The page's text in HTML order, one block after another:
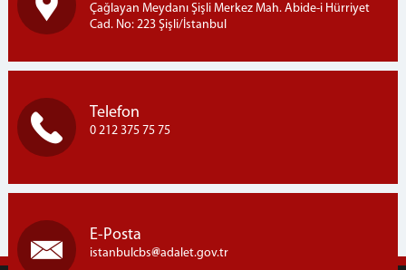
Çağlayan Meydanı Şişli Merkez Mah. Abide-i Hürriyet
Cad. No: 223 Şişli/İstanbul
Telefon
0 212 375 75 75
E-Posta
istanbulcbs adalet.gov.tr